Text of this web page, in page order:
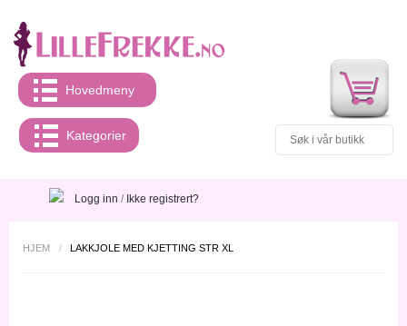
Hovedmeny
Kategorier
Logg inn / Ikke registrert?
HJEM / LAKKJOLE MED KJETTING STR XL